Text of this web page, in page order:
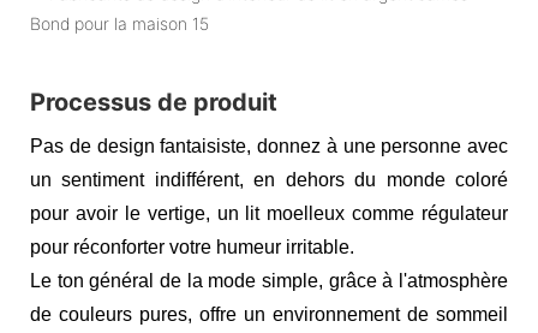
Processus de produit
Pas de design fantaisiste, donnez à une personne avec
un sentiment indifférent, en dehors du monde coloré
pour avoir le vertige, un lit moelleux comme régulateur
pour réconforter votre humeur irritable.
Le ton général de la mode simple, grâce à l'atmosphère
de couleurs pures, offre un environnement de sommeil